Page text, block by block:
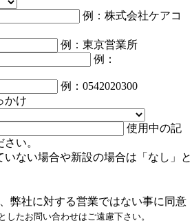
例：株式会社ケアコ
例：東京営業所
例：
例：0542020300
かけ
使用中の記
い。
ない場合や新設の場合は「なし」と
弊社に対する営業ではない事に同意
たお問い合わせはご遠慮下さい。